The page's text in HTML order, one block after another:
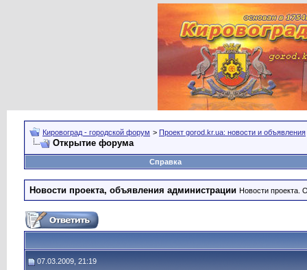
Кировоград - городской форум > Проект gorod.kr.ua: новости и объявления
Открытие форума
Справка
Новости проекта, объявления администрации Новости проекта.
07.03.2009, 21:19